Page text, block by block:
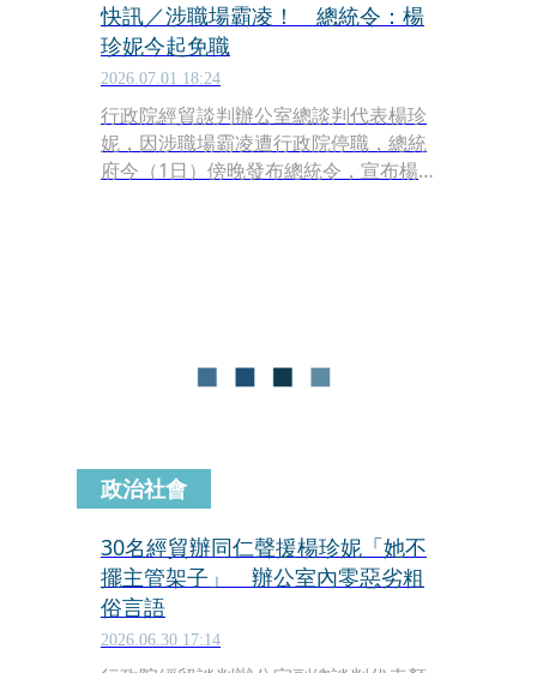
快訊／涉職場霸凌！ 總統令：楊
珍妮今起免職
2026.07.01 18:24
行政院經貿談判辦公室總談判代表楊珍
妮，因涉職場霸凌遭行政院停職，總統
府今（1日）傍晚發布總統令，宣布楊
政治社會
30名經貿辦同仁聲援楊珍妮「她不
擺主管架子」 辦公室內零惡劣粗
俗言語
2026.06.30 17:14